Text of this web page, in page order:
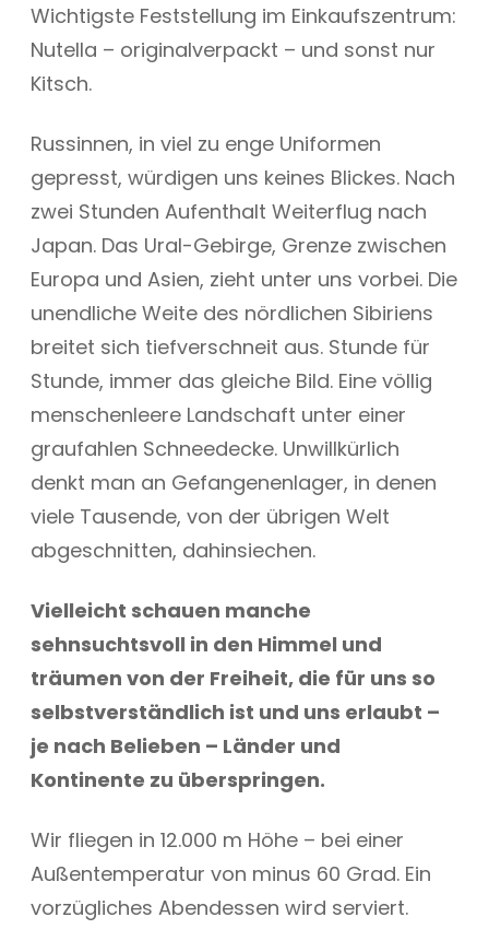
Wichtigste Feststellung im Einkaufszentrum:
Nutella – originalverpackt – und sonst nur
Kitsch.
Russinnen, in viel zu enge Uniformen
gepresst, würdigen uns keines Blickes. Nach
zwei Stunden Aufenthalt Weiterflug nach
Japan. Das Ural-Gebirge, Grenze zwischen
Europa und Asien, zieht unter uns vorbei. Die
unendliche Weite des nördlichen Sibiriens
breitet sich tiefverschneit aus. Stunde für
Stunde, immer das gleiche Bild. Eine völlig
menschenleere Landschaft unter einer
graufahlen Schneedecke. Unwillkürlich
denkt man an Gefangenenlager, in denen
viele Tausende, von der übrigen Welt
abgeschnitten, dahinsiechen.
Vielleicht schauen manche
sehnsuchtsvoll in den Himmel und
träumen von der Freiheit, die für uns so
selbstverständlich ist und uns erlaubt –
je nach Belieben – Länder und
Kontinente zu überspringen.
Wir fliegen in 12.000 m Höhe – bei einer
Außentemperatur von minus 60 Grad. Ein
vorzügliches Abendessen wird serviert.